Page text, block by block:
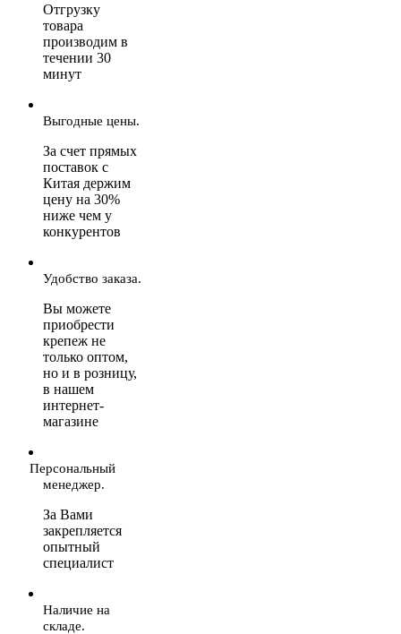
Отгрузку
товара
производим в
течении 30
минут
Выгодные цены.
За счет прямых
поставок с
Китая держим
цену на 30%
ниже чем у
конкурентов
Удобство заказа.
Вы можете
приобрести
крепеж не
только оптом,
но и в розницу,
в нашем
интернет-
магазине
Персональный
менеджер.
За Вами
закрепляется
опытный
специалист
Наличие на
складе.